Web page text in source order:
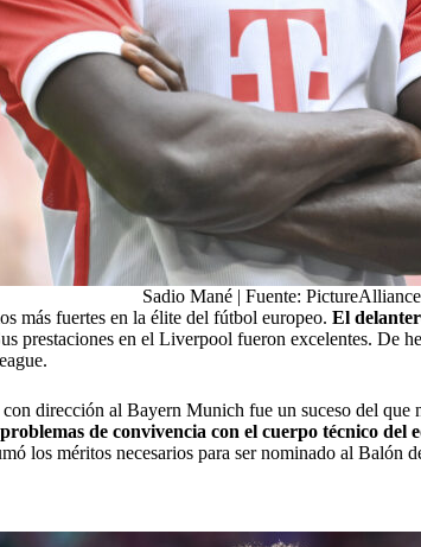
Sadio Mané | Fuente:
más fuertes en la élite del fútbol europeo. El
prestaciones en el Liverpool fueron excelentes. De
dirección al Bayern Munich fue un suceso del que
de convivencia con el cuerpo técnico del
los méritos necesarios para ser nominado al Balón